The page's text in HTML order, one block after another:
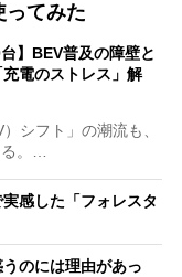
ってみた
】BEV普及の障壁と
電のストレス」解
シフト」の潮流も、
る。…
感した「フォレスタ
のには理由があっ